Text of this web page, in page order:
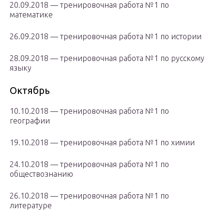
20.09.2018 — тренировочная работа №1 по
математике
26.09.2018 — тренировочная работа №1 по истории
28.09.2018 — тренировочная работа №1 по русскому
языку
Октябрь
10.10.2018 — тренировочная работа №1 по
географии
19.10.2018 — тренировочная работа №1 по химии
24.10.2018 — тренировочная работа №1 по
обществознанию
26.10.2018 — тренировочная работа №1 по
литературе